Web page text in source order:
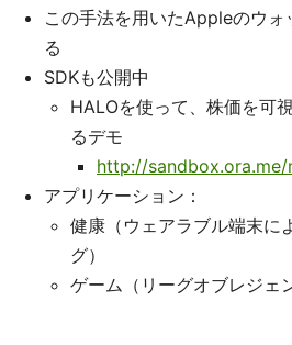
この手法を用いたAppleのウォ
る
SDKも公開中
HALOを使って、株価を可
るデモ
http://sandbox.ora.me/
アプリケーション：
健康（ウェアラブル端末に
グ）
ゲーム（リーグオブレジェ